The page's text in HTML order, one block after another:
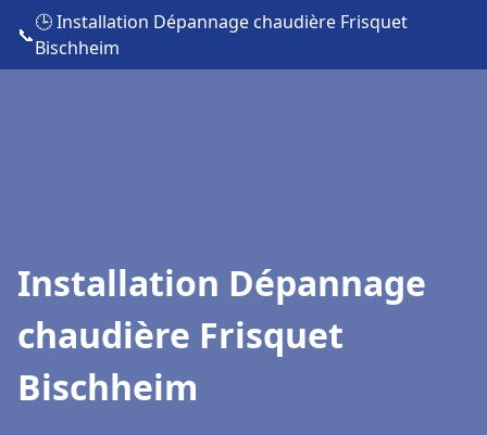
📞
🕒 Installation Dépannage chaudière Frisquet
Bischheim
Installation Dépannage
chaudière Frisquet
Bischheim